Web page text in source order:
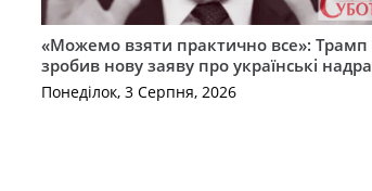
«Можемо взяти практично все»: Трамп
зробив нову заяву про українські надра
Понеділок, 3 Серпня, 2026